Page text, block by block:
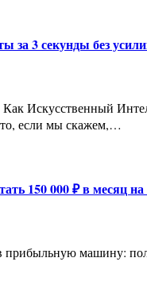
3 секунды без
если мы скажем,…
150 000 ₽ в месяц